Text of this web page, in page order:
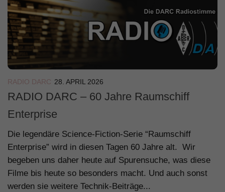
RADIO DARC 28. APRIL 2026
RADIO DARC – 60 Jahre Raumschiff
Enterprise
Die legendäre Science-Fiction-Serie “Raumschiff
Enterprise” wird in diesen Tagen 60 Jahre alt. Wir
begeben uns daher heute auf Spurensuche, was diese
Filme bis heute so besonders macht. Und auch sonst
werden sie weitere Technik-Beiträge...